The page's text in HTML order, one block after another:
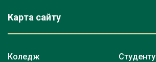
Карта сайту
Коледж Студенту